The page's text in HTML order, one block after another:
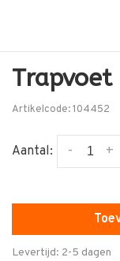
Trapvoet
Artikelcode:104452
Aantal: +
-
Levertijd: 2-5 dagen